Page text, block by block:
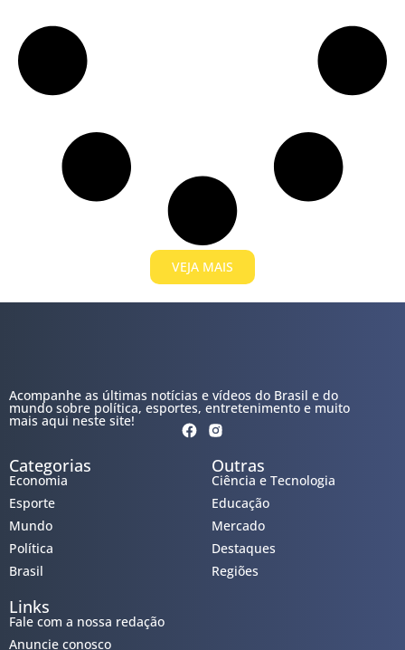
VEJA MAIS
Acompanhe as últimas notícias e vídeos do Brasil e do
mundo sobre política, esportes, entretenimento e muito
mais aqui neste site!
Categorias
Economia
Esporte
Mundo
Política
Brasil
Outras
Ciência e Tecnologia
Educação
Mercado
Destaques
Regiões
Links
Fale com a nossa redação
Anuncie conosco